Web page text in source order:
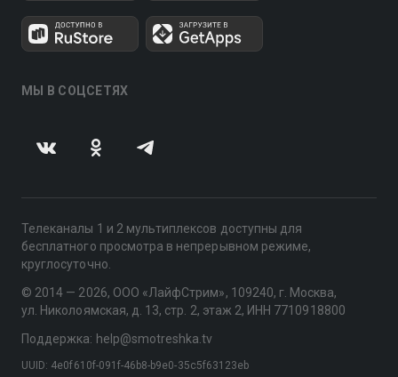
МЫ В СОЦСЕТЯХ
Телеканалы 1 и 2 мультиплексов доступны для
бесплатного просмотра в непрерывном режиме,
круглосуточно.
© 2014 — 2026, ООО «ЛайфСтрим», 109240, г. Москва,
ул. Николоямская, д. 13, стр. 2, этаж 2, ИНН 7710918800
Поддержка: help@smotreshka.tv
UUID: 4e0f610f-091f-46b8-b9e0-35c5f63123eb